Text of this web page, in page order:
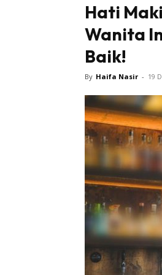
Hati
Wanita
Baik!
By Haifa Nasir - 19